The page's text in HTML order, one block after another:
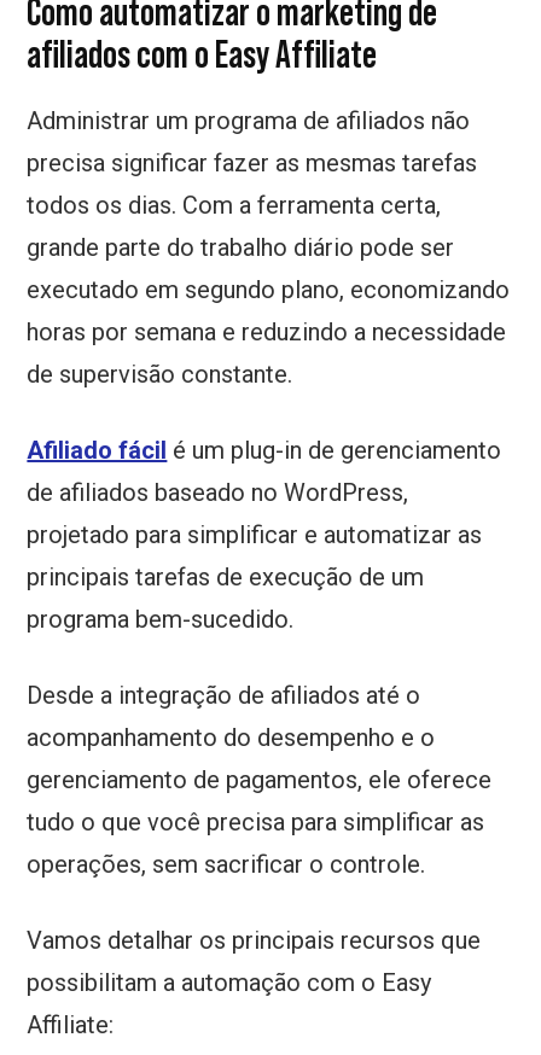
Como automatizar o marketing de
afiliados com o Easy Affiliate
Administrar um programa de afiliados não
precisa significar fazer as mesmas tarefas
todos os dias. Com a ferramenta certa,
grande parte do trabalho diário pode ser
executado em segundo plano, economizando
horas por semana e reduzindo a necessidade
de supervisão constante.
Afiliado fácil é um plug-in de gerenciamento
de afiliados baseado no WordPress,
projetado para simplificar e automatizar as
principais tarefas de execução de um
programa bem-sucedido.
Desde a integração de afiliados até o
acompanhamento do desempenho e o
gerenciamento de pagamentos, ele oferece
tudo o que você precisa para simplificar as
operações, sem sacrificar o controle.
Vamos detalhar os principais recursos que
possibilitam a automação com o Easy
Affiliate: